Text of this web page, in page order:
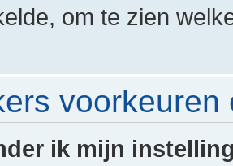
om te zien
voorkeuren
ik mijn